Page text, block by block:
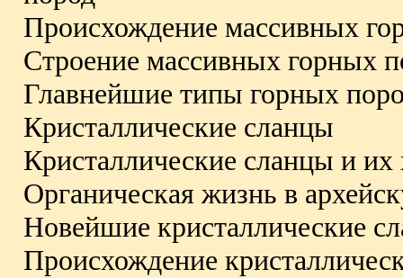
Происхождение массивных
Строение массивных горных
Главнейшие типы горных
Кристаллические сланцы
Кристаллические сланцы и их
Органическая жизнь в
Новейшие кристаллические
Происхождение